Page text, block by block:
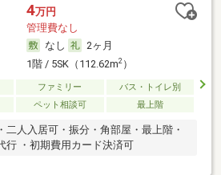
4万円
管理費なし
なし
2ヶ月
1階 / 5SK（112.62m2）
ファミリー
バス・トイレ別
ペット相談可 最上階
二人入居可・振分・角部屋・最上階・
行 ・初期費用カード決済可